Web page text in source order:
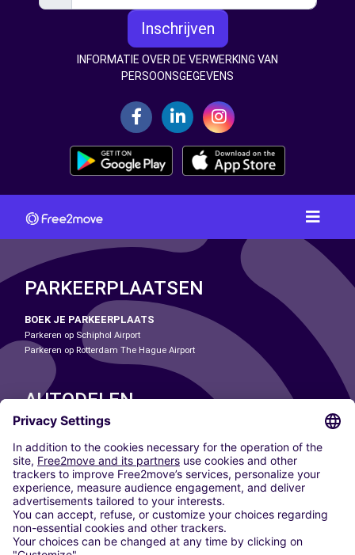
Inschrijven
INFORMATIE OVER DE VERWERKING VAN
PERSOONSGEGEVENS
PARKEERPLAATSEN
BOEK JE PARKEERPLAATS
Parkeren op Schiphol Airport
Parkeren op Rotterdam The Hague Airport
AUTODELEN
ONZE STEDEN
Paris
Madrid
Washington DC
Milaan
Rome
Turijn
Wenen
Berlijn